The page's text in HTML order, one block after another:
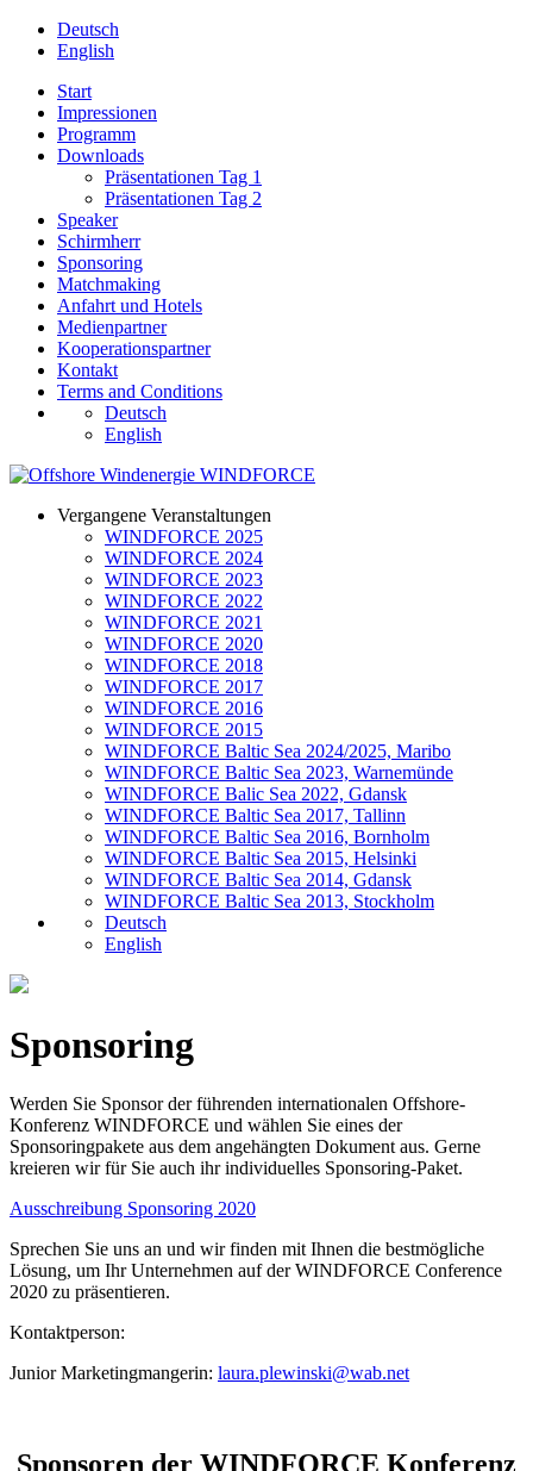
Deutsch
English
Start
Impressionen
Programm
Downloads
Präsentationen Tag 1
Präsentationen Tag 2
Speaker
Schirmherr
Sponsoring
Matchmaking
Anfahrt und Hotels
Medienpartner
Kooperationspartner
Kontakt
Terms and Conditions
Deutsch
English
Vergangene Veranstaltungen
WINDFORCE 2025
WINDFORCE 2024
WINDFORCE 2023
WINDFORCE 2022
WINDFORCE 2021
WINDFORCE 2020
WINDFORCE 2018
WINDFORCE 2017
WINDFORCE 2016
WINDFORCE 2015
WINDFORCE Baltic Sea 2024/2025, Maribo
WINDFORCE Baltic Sea 2023, Warnemünde
WINDFORCE Balic Sea 2022, Gdansk
WINDFORCE Baltic Sea 2017, Tallinn
WINDFORCE Baltic Sea 2016, Bornholm
WINDFORCE Baltic Sea 2015, Helsinki
WINDFORCE Baltic Sea 2014, Gdansk
WINDFORCE Baltic Sea 2013, Stockholm
Deutsch
English
Sponsoring
Werden Sie Sponsor der führenden internationalen Offshore-
Konferenz WINDFORCE und wählen Sie eines der
Sponsoringpakete aus dem angehängten Dokument aus. Gerne
kreieren wir für Sie auch ihr individuelles Sponsoring-Paket.
Ausschreibung Sponsoring 2020
Sprechen Sie uns an und wir finden mit Ihnen die bestmögliche
Lösung, um Ihr Unternehmen auf der WINDFORCE Conference
2020 zu präsentieren.
Kontaktperson:
Junior Marketingmangerin: laura.plewinski@wab.net
Sponsoren der WINDFORCE Konferenz